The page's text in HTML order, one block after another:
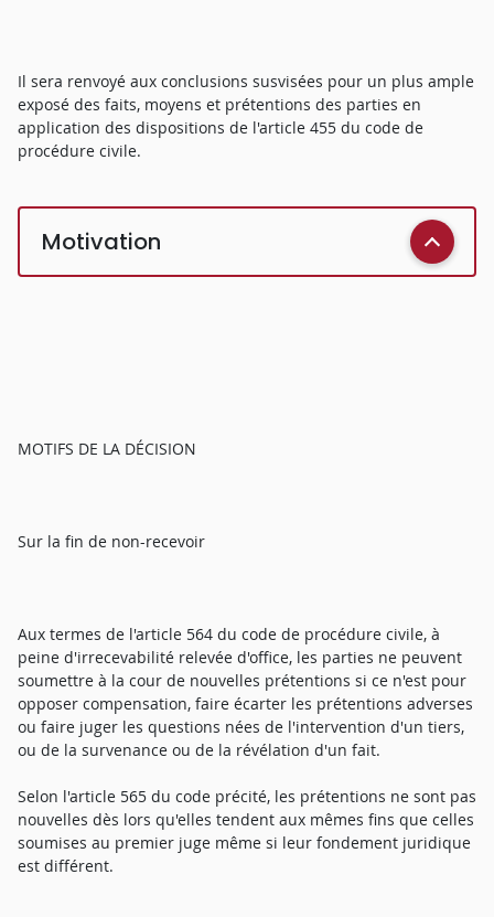
Il sera renvoyé aux conclusions susvisées pour un plus ample
exposé des faits, moyens et prétentions des parties en
application des dispositions de l'article 455 du code de
procédure civile.
Motivation
MOTIFS DE LA DÉCISION
Sur la fin de non-recevoir
Aux termes de l'article 564 du code de procédure civile, à
peine d'irrecevabilité relevée d'office, les parties ne peuvent
soumettre à la cour de nouvelles prétentions si ce n'est pour
opposer compensation, faire écarter les prétentions adverses
ou faire juger les questions nées de l'intervention d'un tiers,
ou de la survenance ou de la révélation d'un fait.
Selon l'article 565 du code précité, les prétentions ne sont pas
nouvelles dès lors qu'elles tendent aux mêmes fins que celles
soumises au premier juge même si leur fondement juridique
est différent.